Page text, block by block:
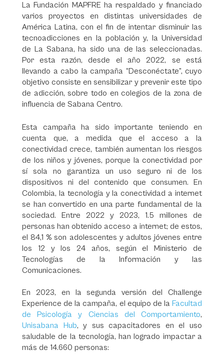
La Fundación MAPFRE ha respaldado y financiado
varios proyectos en distintas universidades de
América Latina, con el fin de intentar disminuir las
tecnoadicciones en la población y, la Universidad
de La Sabana, ha sido una de las seleccionadas.
Por esta razón, desde el año 2022, se está
llevando a cabo la campaña “Desconéctate”, cuyo
objetivo consiste en sensibilizar y prevenir este tipo
de adicción, sobre todo en colegios de la zona de
influencia de Sabana Centro.
Esta campaña ha sido importante teniendo en
cuenta que, a medida que el acceso a la
conectividad crece, también aumentan los riesgos
de los niños y jóvenes, porque la conectividad por
sí sola no garantiza un uso seguro ni de los
dispositivos ni del contenido que consumen. En
Colombia, la tecnología y la conectividad a internet
se han convertido en una parte fundamental de la
sociedad. Entre 2022 y 2023, 1.5 millones de
personas han obtenido acceso a internet; de estos,
el 84,1 % son adolescentes y adultos jóvenes entre
los 12 y los 24 años, según el Ministerio de
Tecnologías de la Información y las
Comunicaciones.
En 2023, en la segunda versión del Challenge
Experience de la campaña, el equipo de la Facultad
de Psicología y Ciencias del Comportamiento,
Unisabana Hub, y sus capacitadores en el uso
saludable de la tecnología, han logrado impactar a
más de 14.660 personas: